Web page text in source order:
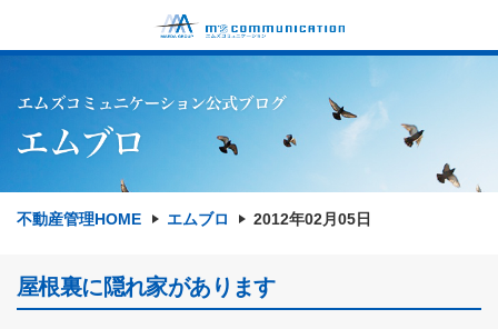
不動産管理HOME エムブロ 2012年02月05日
屋根裏に隠れ家があります